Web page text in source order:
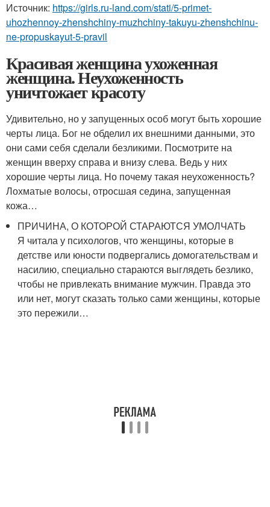
Источник: https://girls.ru-land.com/stati/5-primet-
uhozhennoy-zhenshchiny-muzhchiny-takuyu-zhenshchinu-
ne-propuskayut-5-pravil
Красивая женщина ухоженная
женщина. Неухоженность
уничтожает красоту
Удивительно, но у запущенных особ могут быть хорошие
черты лица. Бог не обделил их внешними данными, это
они сами себя сделали безликими. Посмотрите на
женщин вверху справа и внизу слева. Ведь у них
хорошие черты лица. Но почему такая неухоженность?
Лохматые волосы, отросшая седина, запущенная
кожа…
ПРИЧИНА, О КОТОРОЙ СТАРАЮТСЯ УМОЛЧАТЬ
Я читала у психологов, что женщины, которые в
детстве или юности подвергались домогательствам и
насилию, специально стараются выглядеть безлико,
чтобы не привлекать внимание мужчин. Правда это
или нет, могут сказать только сами женщины, которые
это пережили…